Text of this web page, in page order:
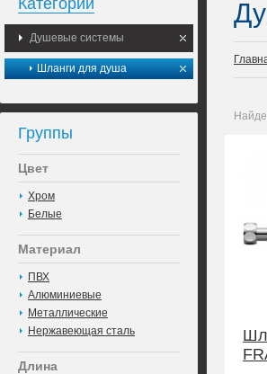
Категории
Душевые системы
Шланги для душа
Группы
Цвет
Хром
Белые
Материал
ПВХ
Алюминиевые
Металлические
Нержавеющая сталь
Длина